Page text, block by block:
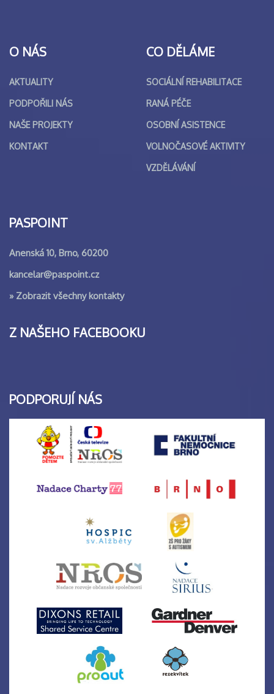
O NÁS
AKTUALITY
PODPOŘILI NÁS
NAŠE PROJEKTY
KONTAKT
CO DĚLÁME
SOCIÁLNÍ REHABILITACE
RANÁ PÉČE
OSOBNÍ ASISTENCE
VOLNOČASOVÉ AKTIVITY
VZDĚLÁVÁNÍ
PASPOINT
Anenská 10, Brno, 60200
kancelar@paspoint.cz
» Zobrazit všechny kontakty
Z NAŠEHO FACEBOOKU
PODPORUJÍ NÁS